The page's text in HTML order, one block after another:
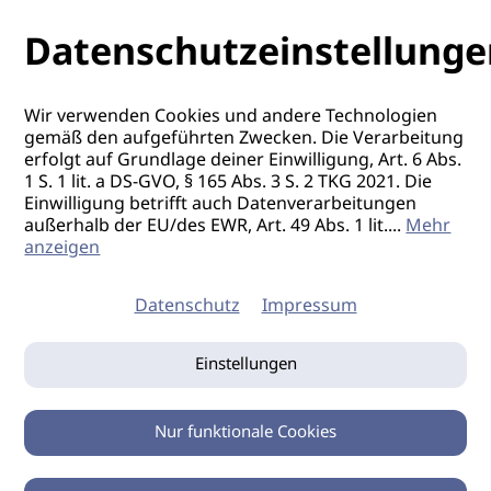
Wir verwenden Cookies und andere Technologien
gemäß den aufgeführten Zwecken. Die Verarbeitung
erfolgt auf Grundlage deiner Einwilligung, Art. 6 Abs.
1 S. 1 lit. a DS-GVO, § 165 Abs. 3 S. 2 TKG 2021. Die
Einwilligung betrifft auch Datenverarbeitungen
außerhalb der EU/des EWR, Art. 49 Abs. 1 lit....Mehr
anzeigen
Datenschutz Impressum
Einstellungen
Nur funktionale Cookies